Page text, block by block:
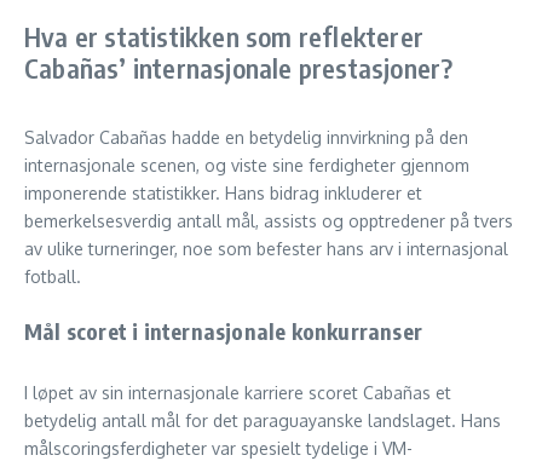
Hva er statistikken som reflekterer
Cabañas’ internasjonale prestasjoner?
Salvador Cabañas hadde en betydelig innvirkning på den
internasjonale scenen, og viste sine ferdigheter gjennom
imponerende statistikker. Hans bidrag inkluderer et
bemerkelsesverdig antall mål, assists og opptredener på tvers
av ulike turneringer, noe som befester hans arv i internasjonal
fotball.
Mål scoret i internasjonale konkurranser
I løpet av sin internasjonale karriere scoret Cabañas et
betydelig antall mål for det paraguayanske landslaget. Hans
målscoringsferdigheter var spesielt tydelige i VM-